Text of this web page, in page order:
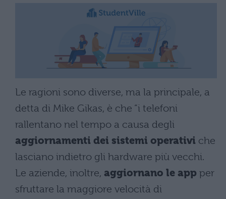
Le ragioni sono diverse, ma la principale, a
detta di Mike Gikas, è che “i telefoni
rallentano nel tempo a causa degli
aggiornamenti dei sistemi operativi che
lasciano indietro gli hardware più vecchi.
Le aziende, inoltre, aggiornano le app per
sfruttare la maggiore velocità di